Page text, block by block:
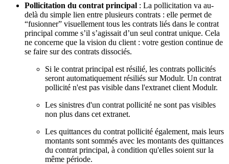
Pollicitation du contrat principal : La pollicitation va au-
delà du simple lien entre plusieurs contrats : elle permet de
“fusionner” visuellement tous les contrats liés dans le contrat
principal comme s’il s’agissait d’un seul contrat unique. Cela
ne concerne que la vision du client : votre gestion continue de
se faire sur des contrats dissociés.
Si le contrat principal est résilié, les contrats pollicités
seront automatiquement résiliés sur Modulr. Un contrat
pollicité n'est pas visible dans l'extranet client Modulr.
Les sinistres d'un contrat pollicité ne sont pas visibles
non plus dans cet extranet.
Les quittances du contrat pollicité également, mais leurs
montants sont sommés avec les montants des quittances
du contrat principal, à condition qu'elles soient sur la
même période.